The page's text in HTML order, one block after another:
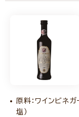
原料：ワインビネ
塩）